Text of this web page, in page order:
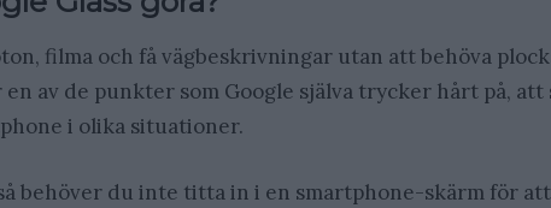
filma och få vägbeskrivningar utan att behöva
av de punkter som Google själva trycker hårt på, att
i olika situationer.
behöver du inte titta in i en smartphone-skärm för